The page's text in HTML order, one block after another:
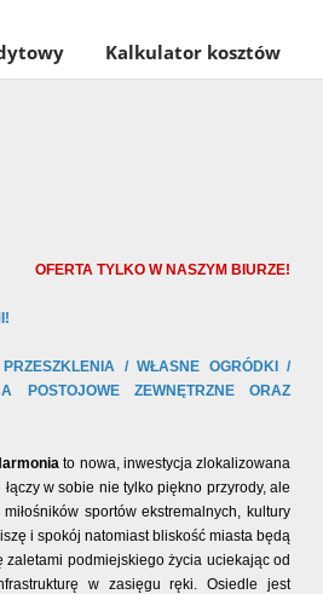
Kalkulator kosztów
OFERTA TYLKO W NASZYM BIURZE!
/ WŁASNE OGRÓDKI /
POSTOJOWE ZEWNĘTRZNE ORAZ
to nowa, inwestycja zlokalizowana
w sobie nie tylko piękno przyrody, ale
sportów ekstremalnych, kultury
i spokój natomiast bliskość miasta będą
podmiejskiego życia uciekając od
w zasięgu ręki. Osiedle jest